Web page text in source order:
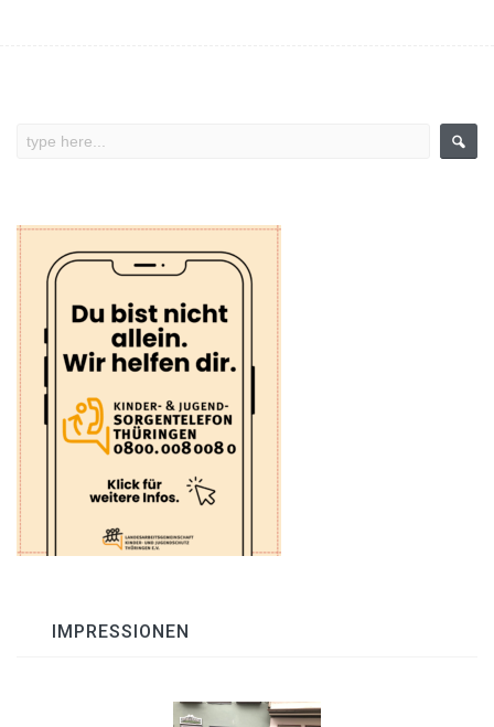
IMPRESSIONEN